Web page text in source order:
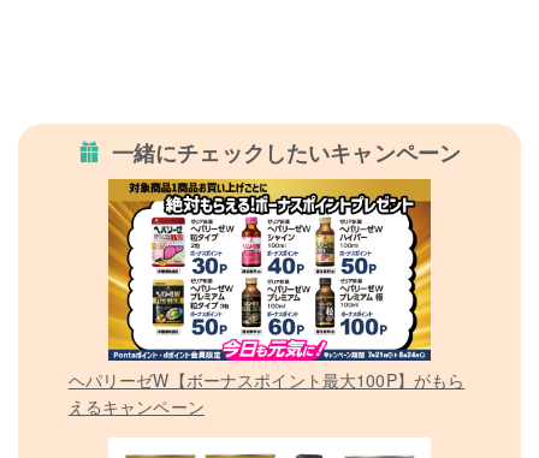
一緒にチェックしたいキャンペーン
ヘパリーゼW【ボーナスポイント最大100P】がもら
えるキャンペーン